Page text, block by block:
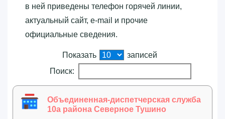
в ней приведены телефон горячей линии,
актуальный сайт, e-mail и прочие
официальные сведения.
Показать
записей
Поиск:
Объединенная-диспетчерская служба
10а района Северное Тушино